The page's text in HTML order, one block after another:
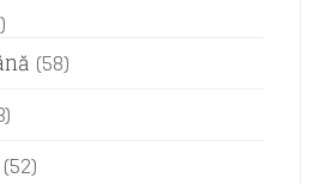
(58)
(52)